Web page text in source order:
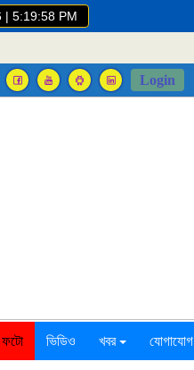
| 5:19:59 PM
Login
ফটো ভিডিও খবর যোগাযোগ